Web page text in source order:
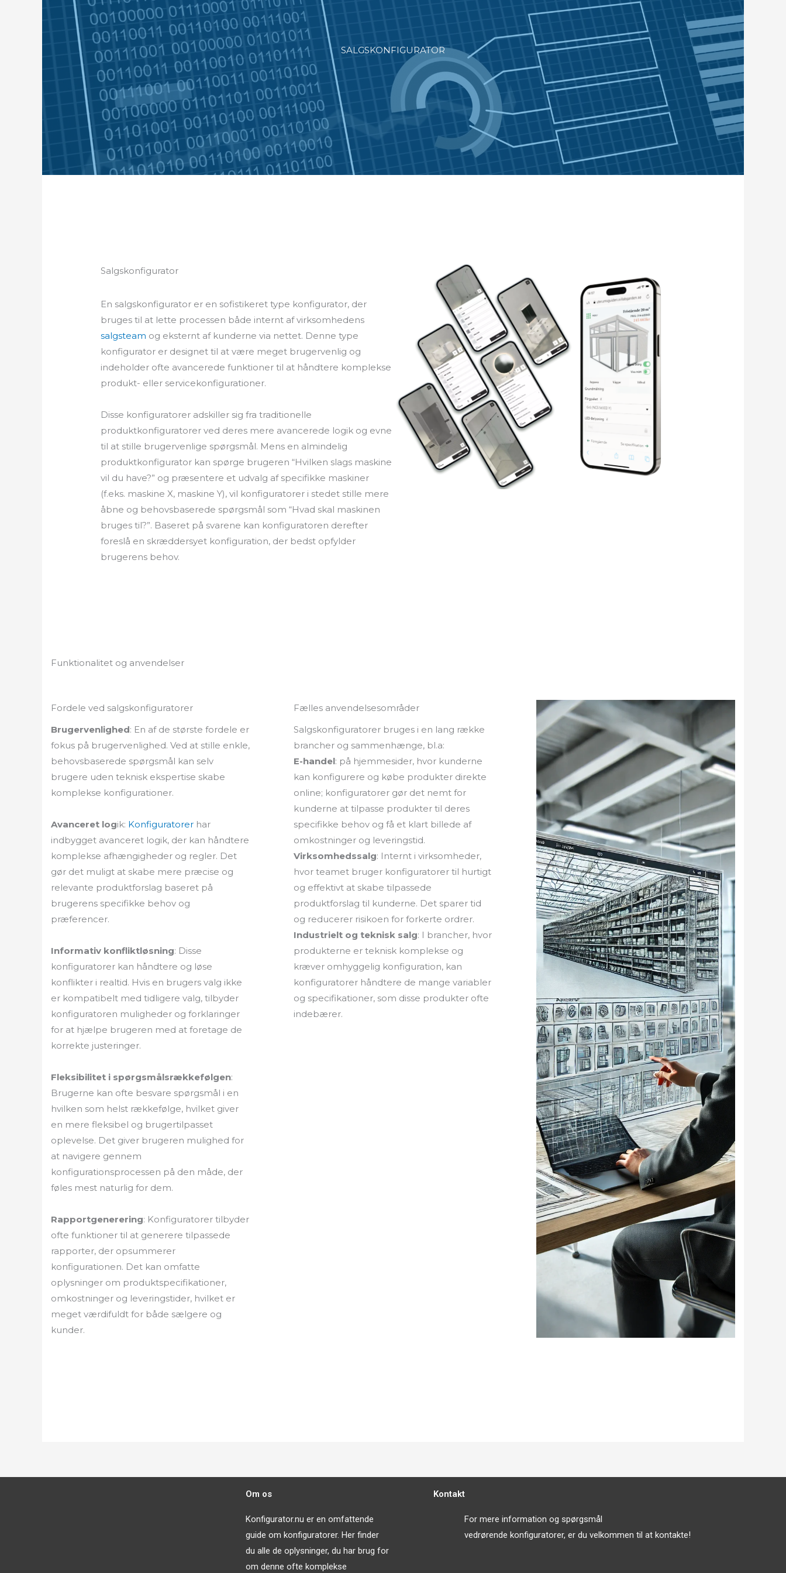
SALGSKONFIGURATOR
Salgskonfigurator
En salgskonfigurator er en sofistikeret type konfigurator, der
bruges til at lette processen både internt af virksomhedens
salgsteam og eksternt af kunderne via nettet. Denne type
konfigurator er designet til at være meget brugervenlig og
indeholder ofte avancerede funktioner til at håndtere komplekse
produkt- eller servicekonfigurationer.
Disse konfiguratorer adskiller sig fra traditionelle
produktkonfiguratorer ved deres mere avancerede logik og evne
til at stille brugervenlige spørgsmål. Mens en almindelig
produktkonfigurator kan spørge brugeren “Hvilken slags maskine
vil du have?” og præsentere et udvalg af specifikke maskiner
(f.eks. maskine X, maskine Y), vil konfiguratorer i stedet stille mere
åbne og behovsbaserede spørgsmål som “Hvad skal maskinen
bruges til?”. Baseret på svarene kan konfiguratoren derefter
foreslå en skræddersyet konfiguration, der bedst opfylder
brugerens behov.
Funktionalitet og anvendelser
Fordele ved salgskonfiguratorer
Brugervenlighed: En af de største fordele er
fokus på brugervenlighed. Ved at stille enkle,
behovsbaserede spørgsmål kan selv
brugere uden teknisk ekspertise skabe
komplekse konfigurationer.
Avanceret logik: Konfiguratorer har
indbygget avanceret logik, der kan håndtere
komplekse afhængigheder og regler. Det
gør det muligt at skabe mere præcise og
relevante produktforslag baseret på
brugerens specifikke behov og
præferencer.
Informativ konfliktløsning: Disse
konfiguratorer kan håndtere og løse
konflikter i realtid. Hvis en brugers valg ikke
er kompatibelt med tidligere valg, tilbyder
konfiguratoren muligheder og forklaringer
for at hjælpe brugeren med at foretage de
korrekte justeringer.
Fleksibilitet i spørgsmålsrækkefølgen:
Brugerne kan ofte besvare spørgsmål i en
hvilken som helst rækkefølge, hvilket giver
en mere fleksibel og brugertilpasset
oplevelse. Det giver brugeren mulighed for
at navigere gennem
konfigurationsprocessen på den måde, der
føles mest naturlig for dem.
Rapportgenerering: Konfiguratorer tilbyder
ofte funktioner til at generere tilpassede
rapporter, der opsummerer
konfigurationen. Det kan omfatte
oplysninger om produktspecifikationer,
omkostninger og leveringstider, hvilket er
meget værdifuldt for både sælgere og
kunder.
Fælles anvendelsesområder
Salgskonfiguratorer bruges i en lang række
brancher og sammenhænge, bl.a:
E-handel: på hjemmesider, hvor kunderne
kan konfigurere og købe produkter direkte
online; konfiguratorer gør det nemt for
kunderne at tilpasse produkter til deres
specifikke behov og få et klart billede af
omkostninger og leveringstid.
Virksomhedssalg: Internt i virksomheder,
hvor teamet bruger konfiguratorer til hurtigt
og effektivt at skabe tilpassede
produktforslag til kunderne. Det sparer tid
og reducerer risikoen for forkerte ordrer.
Industrielt og teknisk salg: I brancher, hvor
produkterne er teknisk komplekse og
kræver omhyggelig konfiguration, kan
konfiguratorer håndtere de mange variabler
og specifikationer, som disse produkter ofte
indebærer.
Om os Kontakt
Konfigurator.nu er en omfattende
guide om konfiguratorer. Her finder
du alle de oplysninger, du har brug for
om denne ofte komplekse
For mere information og spørgsmål
vedrørende konfiguratorer, er du velkommen til at kontakte!